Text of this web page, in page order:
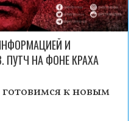
И
НА ФОНЕ КРАХА
к новым